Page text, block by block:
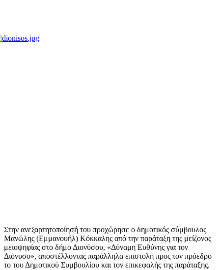
Στην ανεξαρτητοποίησή του προχώρησε ο δημοτικός σύμβουλος
Μανώλης (Εμμανουήλ) Κόκκαλης από την παράταξη της μείζονος
μειοψηφίας στο δήμο Διονύσου, «Δύναμη Ευθύνης για τον
Διόνυσο», αποστέλλοντας παράλληλα επιστολή προς τον πρόεδρο
το του Δημοτικού Συμβουλίου και τον επικεφαλής της παράταξης.